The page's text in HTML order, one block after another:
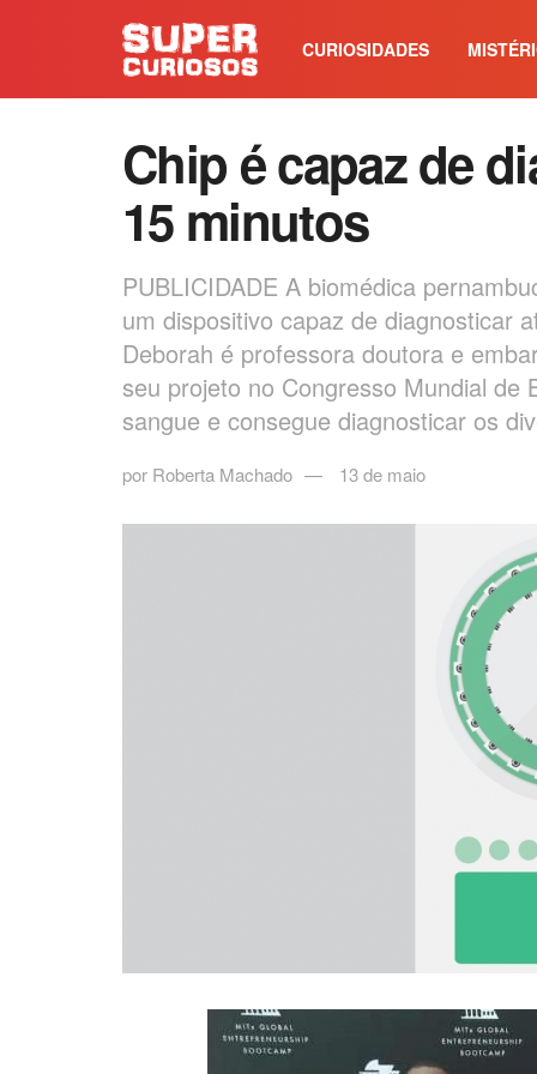
CURIOSIDADES
Chip é capaz de
15 minutos
PUBLICIDADE A biomédica
um dispositivo capaz de diagnosticar
Deborah é professora doutora e
seu projeto no Congresso Mundial
sangue e consegue diagnosticar os
por Roberta Machado 13 de maio